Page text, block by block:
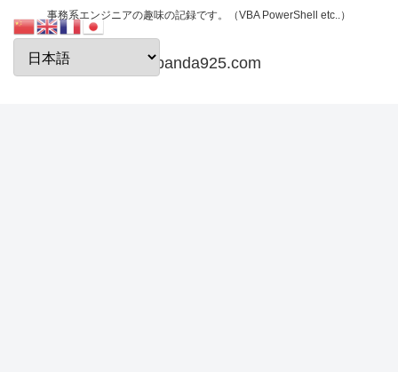
事務系エンジニアの趣味の記録です。（VBA PowerShell etc..）
papanda925.com